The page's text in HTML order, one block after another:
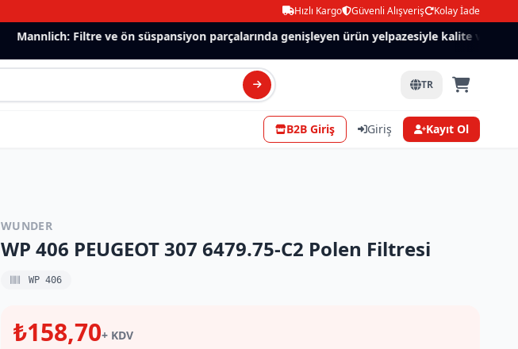
Hızlı Kargo Güvenli Alışveriş Kolay İade
Mannlich: Filtre ve ön süspansiyon parçalarında genişleyen ürün yelpazesiyle kalite ve güven.
TR
B2B Giriş Giriş Kayıt Ol
WUNDER
WP 406 PEUGEOT 307 6479.75-C2 Polen Filtresi
WP 406
₺158,70+ KDV